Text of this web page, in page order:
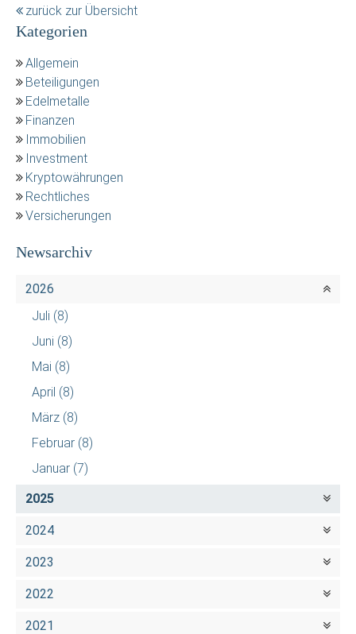
zurück zur Übersicht
Kategorien
Allgemein
Beteiligungen
Edelmetalle
Finanzen
Immobilien
Investment
Kryptowährungen
Rechtliches
Versicherungen
Newsarchiv
2026
Juli (8)
Juni (8)
Mai (8)
April (8)
März (8)
Februar (8)
Januar (7)
2025
2024
2023
2022
2021